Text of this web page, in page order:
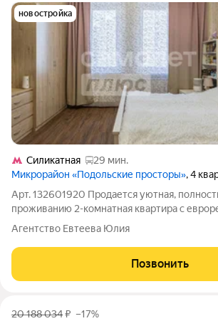
новостройка
Силикатная
29 мин.
Микрорайон «Подольские просторы», 4
Арт. 132601920 Продается уютная,
проживанию 2-комнатная квартира с
современном панельном доме! Квартира
особенности:Просторная кухня (9 м):
Агентство Евтеева Юлия
Позвонить
20 188 034₽ –17%